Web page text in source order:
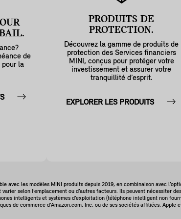
de
pour la
PRODUITS DE
PROTECTION.
Découvrez la gamme de produits de
protection des Services financiers
MINI, conçus pour protéger votre
investissement et assurer votre
tranquillité d’esprit.
EXPLORER LES PRODUITS
avec les modèles MINI produits depuis 2019, en combinaison avec
selon l’emplacement ou d’autres facteurs. Ils peuvent nécessiter
intelligents et systèmes d’exploitation (téléphone intelligent non
de commerce d’Amazon.com, Inc. ou de ses sociétés affiliées. Apple